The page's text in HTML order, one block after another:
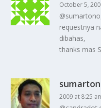
October 5,
requestnya
dibahas,
thanks mas
2009 at 8:25